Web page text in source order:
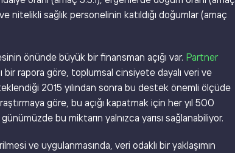
nitelikli sağlık personelinin katıldığı doğumlar (amaç
önünde büyük bir finansman açığı var. Partner
bir rapora göre, toplumsal cinsiyete dayalı veri ve
2015 yılından sonra bu destek önemli ölçüde
göre, bu açığı kapatmak için her yıl 500
bu miktarın yalnızca yarısı sağlanabiliyor.
ve uygulanmasında, veri odaklı bir yaklaşımın